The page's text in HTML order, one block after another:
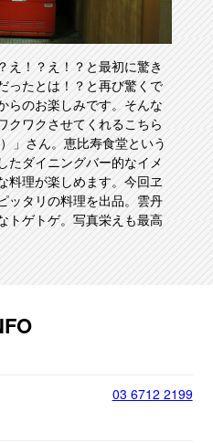
え！？え！？と最初に驚き
ったとは！？と再び驚くで
らのお楽しみです。そんな
クワクさせてくれるこちら
」さん。恵比寿食堂という
たダイニングバー的なイメ
料理が楽しめます。今回ヱ
ッタリの料理を出品。雲丹
トゲトゲ。写真栄えも最高
03 6712 2199